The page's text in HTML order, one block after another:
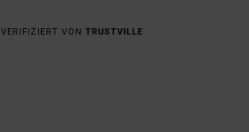
VERIFIZIERT VON TRUSTVILLE